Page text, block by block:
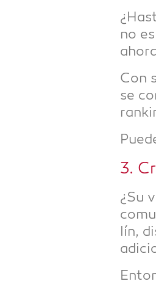
no
Con
se
3.
¿Su
lín,